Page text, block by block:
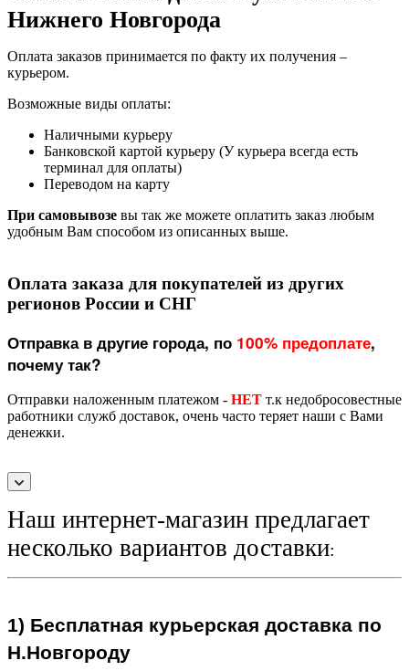
Нижнего Новгорода
Оплата заказов принимается по факту их получения –
курьером.
Возможные виды оплаты:
Наличными курьеру
Банковской картой курьеру (У курьера всегда есть
терминал для оплаты)
Переводом на карту
При самовывозе вы так же можете оплатить заказ любым
удобным Вам способом из описанных выше.
Оплата заказа для покупателей из других
регионов России и СНГ
Отправка в другие города, по 100% предоплате,
почему так?
Отправки наложенным платежом - НЕТ т.к недобросовестные
работники служб доставок, очень часто теряет наши с Вами
денежки.
Наш интернет-магазин предлагает
несколько вариантов доставки:
1) Бесплатная курьерская доставка по
Н.Новгороду